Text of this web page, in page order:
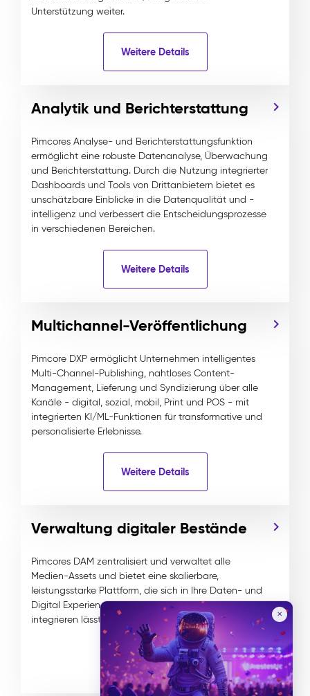
Unterstützung weiter.
Weitere Details
Analytik und Berichterstattung
Pimcores Analyse- und Berichterstattungsfunktion
ermöglicht eine robuste Datenanalyse, Überwachung
und Berichterstattung. Durch die Nutzung integrierter
Dashboards und Tools von Drittanbietern bietet es
unschätzbare Einblicke in die Datenqualität und -
intelligenz und verbessert die Entscheidungsprozesse
in verschiedenen Bereichen.
Weitere Details
Multichannel-Veröffentlichung
Pimcore DXP ermöglicht Unternehmen intelligentes
Multi-Channel-Publishing, nahtloses Content-
Management, Lieferung und Syndizierung über alle
Kanäle - digital, sozial, mobil, Print und POS - mit
integrierten KI/ML-Funktionen für transformative und
personalisierte Erlebnisse.
Weitere Details
Verwaltung digitaler Bestände
Pimcores DAM zentralisiert und verwaltet alle
Medien-Assets und bietet eine skalierbare,
leistungsstarke Plattform, die sich in Ihre Daten- und
Digital Experience Management-Strategien
integrieren lässt.
Weitere Details
✕